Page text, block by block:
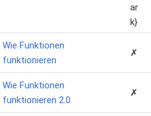
Wie Funktionen
funktionieren
✗
Wie Funktionen
funktionieren 2.0
✗